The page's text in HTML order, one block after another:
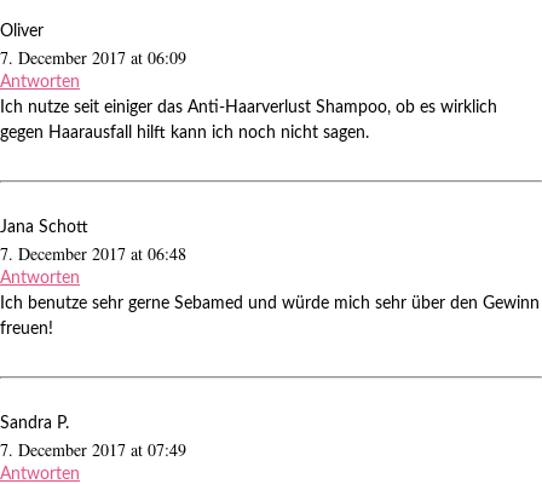
Oliver
7. December 2017 at 06:09
Antworten
Ich nutze seit einiger das Anti-Haarverlust Shampoo, ob es wirklich
gegen Haarausfall hilft kann ich noch nicht sagen.
Jana Schott
7. December 2017 at 06:48
Antworten
Ich benutze sehr gerne Sebamed und würde mich sehr über den Gewinn
freuen!
Sandra P.
7. December 2017 at 07:49
Antworten